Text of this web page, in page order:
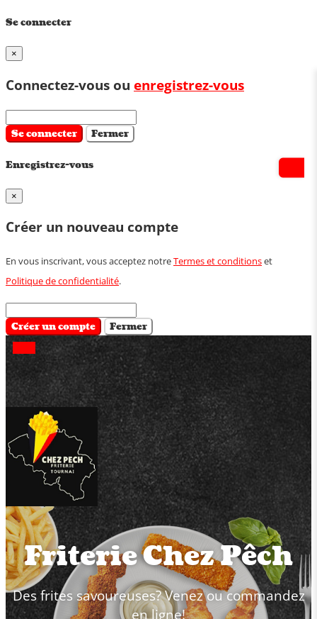
Se connecter
×
Connectez-vous ou enregistrez-vous
Se connecter Fermer
Enregistrez-vous
×
Créer un nouveau compte
En vous inscrivant, vous acceptez notreTermes et conditionset
Politique de confidentialité.
Créer un compte Fermer
Friterie Chez Pêch
Des frites savoureuses? Venez ou commandez
en ligne!